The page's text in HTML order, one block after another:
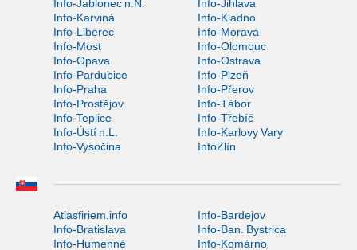
Info-Jablonec n.N.
Info-Jihlava
Info-Karviná
Info-Kladno
Info-Liberec
Info-Morava
Info-Most
Info-Olomouc
Info-Opava
Info-Ostrava
Info-Pardubice
Info-Plzeň
Info-Praha
Info-Přerov
Info-Prostějov
Info-Tábor
Info-Teplice
Info-Třebíč
Info-Ústí n.L.
Info-Karlovy Vary
Info-Vysočina
InfoZlín
Atlasfiriem.info
Info-Bardejov
Info-Bratislava
Info-Ban. Bystrica
Info-Humenné
Info-Komárno